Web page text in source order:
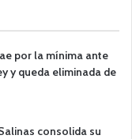
por la mínima ante
y queda eliminada de
consolida su